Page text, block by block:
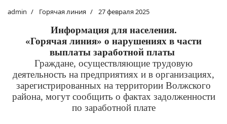
admin Горячая линия 27 февраля 2025
Информация для населения.
«Горячая линия» о нарушениях в части
выплаты заработной платы
Граждане, осуществляющие трудовую
деятельность на предприятиях и в организациях,
зарегистрированных на территории Волжского
района, могут сообщить о фактах задолженности
по заработной плате